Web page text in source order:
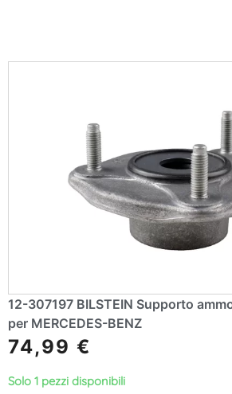
12-307197 BILSTEIN Supporto
per MERCEDES-BENZ
74,99 €
Solo 1 pezzi disponibili